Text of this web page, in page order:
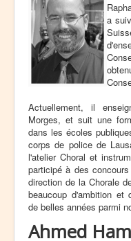
a
Actuellement, il
Morges, et suit une
dans les écoles
corps de police de
l'atelier Choral et
participé à des
direction de la Chorale
beaucoup d'ambition et
de belles années parmi
Ahmed